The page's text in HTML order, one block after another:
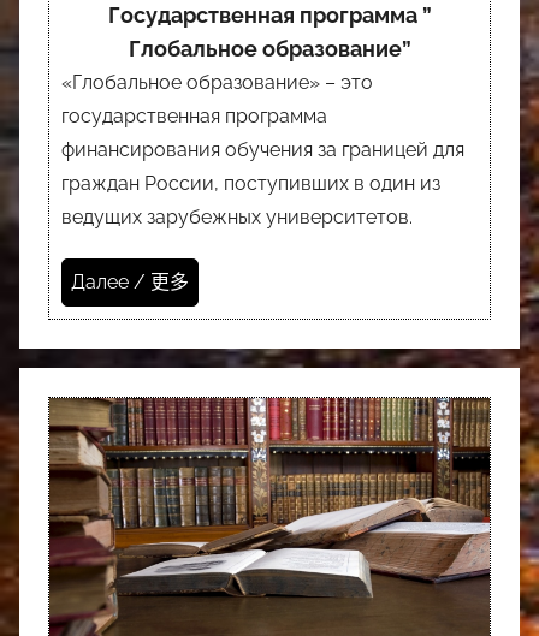
Государственная программа ”
Глобальное образование”
«Глобальное образование» – это
государственная программа
финансирования обучения за границей для
граждан России, поступивших в один из
ведущих зарубежных университетов.
Далее / 更多